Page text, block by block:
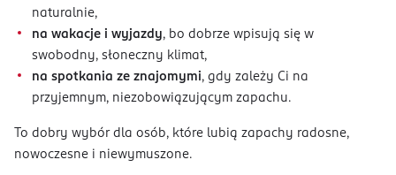
naturalnie,
na wakacje i wyjazdy, bo dobrze wpisują się w
swobodny, słoneczny klimat,
na spotkania ze znajomymi, gdy zależy Ci na
przyjemnym, niezobowiązującym zapachu.
To dobry wybór dla osób, które lubią zapachy radosne,
nowoczesne i niewymuszone.